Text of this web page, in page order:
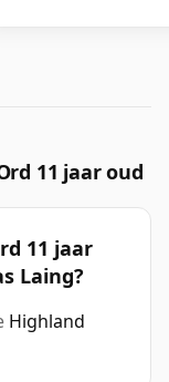
11 jaar oud
11 jaar
Laing?
Highland